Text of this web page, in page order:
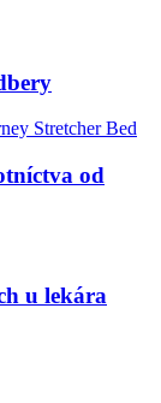
od
u lekára